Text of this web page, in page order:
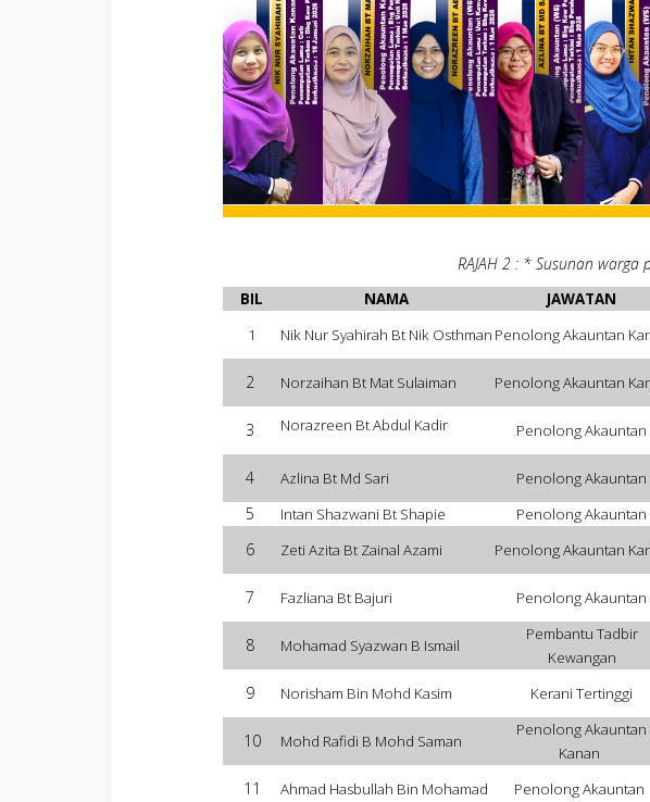
RAJAH 2 : * Susunan
BIL NAMA JAWATAN
1
Nik Nur Syahirah Bt Nik Osthman Penolong Akauntan
2 Norzaihan Bt Mat Sulaiman Penolong Akauntan
3 Norazreen Bt Abdul Kadir Penolong Akauntan
4 Azlina Bt Md Sari Penolong Akauntan
5 Intan Shazwani Bt Shapie Penolong Akauntan
6 Zeti Azita Bt Zainal Azami Penolong Akauntan
7 Fazliana Bt Bajuri Penolong Akauntan
8 Mohamad Syazwan B Ismail
Pembantu Tadbir
Kewangan
9 Norisham Bin Mohd Kasim Kerani Tertinggi
10 Mohd Rafidi B Mohd Saman
Penolong Akauntan
Kanan
11 Ahmad Hasbullah Bin Mohamad Penolong Akauntan